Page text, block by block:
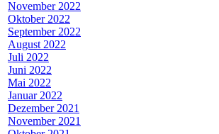
November 2022
Oktober 2022
September 2022
August 2022
Juli 2022
Juni 2022
Mai 2022
Januar 2022
Dezember 2021
November 2021